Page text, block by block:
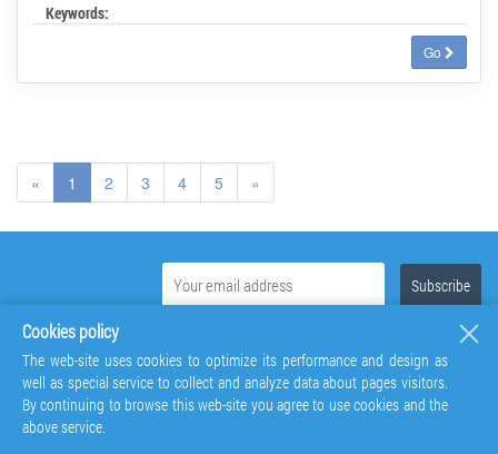
Keywords:
Go
« 1 2 3 4 5 »
Cookies policy
The web-site uses cookies to optimize its performance and design as
well as special service to collect and analyze data about pages visitors.
By continuing to browse this web-site you agree to use cookies and the
above service.